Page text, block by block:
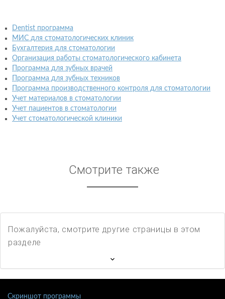
Dentist программа
МИС для стоматологических клиник
Бухгалтерия для стоматологии
Организация работы стоматологического кабинета
Программа для зубных врачей
Программа для зубных техников
Программа производственного контроля для стоматологии
Учет материалов в стоматологии
Учет пациентов в стоматологии
Учет стоматологической клиники
Смотрите также
Пожалуйста, смотрите другие страницы в этом
разделе
Скриншот программы